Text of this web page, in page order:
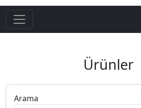
Ürünler
Arama